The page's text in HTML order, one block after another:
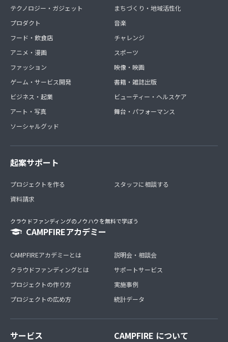
テクノロジー・ガジェット
プロダクト
フード・飲食店
アニメ・漫画
ファッション
ゲーム・サービス開発
ビジネス・起業
アート・写真
ソーシャルグッド
まちづくり・地域活性化
音楽
チャレンジ
スポーツ
映像・映画
書籍・雑誌出版
ビューティー・ヘルスケア
舞台・パフォーマンス
起案サポート
プロジェクトを作る
資料請求
スタッフに相談する
クラウドファンディングのノウハウを無料で学ぼう
CAMPFIREアカデミー
CAMPFIREアカデミーとは
クラウドファンディングとは
プロジェクトの作り方
プロジェクトの広め方
説明会・相談会
サポートサービス
実施事例
統計データ
サービス CAMPFIRE について